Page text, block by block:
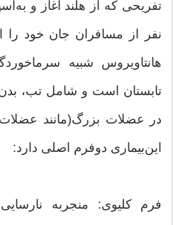
تفریحی که از هلند آغاز و
نفر از مسافران جان خود را
‌هانتاویروس شبیه
تابستان است و شامل تب،
در عضلات بزرگ(مانند
این‌بیماری دوفرم اصلی دارد:
فرم کلیوی: منجربه